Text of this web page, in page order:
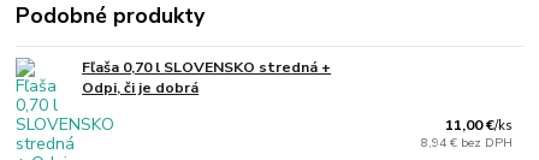
Podobné produkty
Fľaša 0,70 l SLOVENSKO stredná +
Odpi, či je dobrá
11,00 €/ks
8,94 € bez DPH